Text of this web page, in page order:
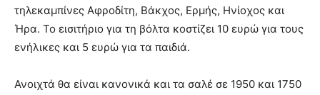
τηλεκαμπίνες Αφροδίτη, Βάκχος, Ερμής, Ηνίοχος και
Ήρα. Το εισιτήριο για τη βόλτα κοστίζει 10 ευρώ για τους
ενήλικες και 5 ευρώ για τα παιδιά.
Ανοιχτά θα είναι κανονικά και τα σαλέ σε 1950 και 1750